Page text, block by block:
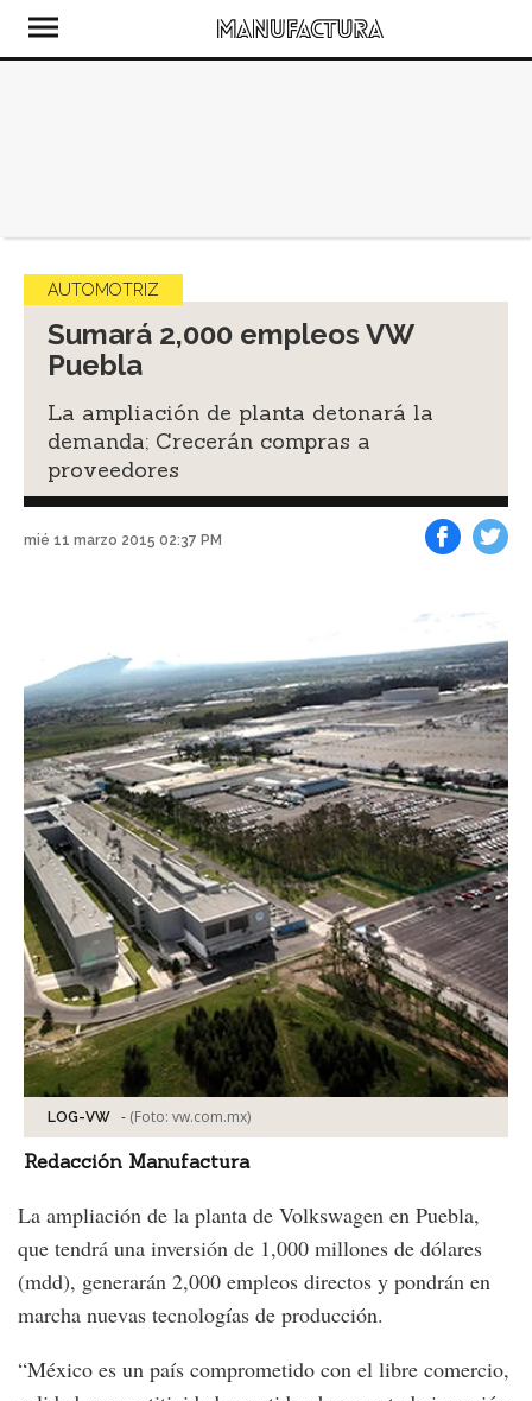
AUTOMOTRIZ
Sumará 2,000 empleos VW
Puebla
La ampliación de planta detonará la
demanda; Crecerán compras a
proveedores
mié 11 marzo 2015 02:37 PM
LOG-VW - (Foto: vw.com.mx)
Redacción Manufactura
La ampliación de la planta de Volkswagen en Puebla,
que tendrá una inversión de 1,000 millones de dólares
(mdd), generarán 2,000 empleos directos y pondrán en
marcha nuevas tecnologías de producción.
“México es un país comprometido con el libre comercio,